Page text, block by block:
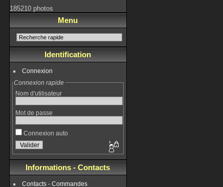
185210 photos
Menu
Identification
Connexion
Connexion rapide
Nom d'utilisateur
Mot de passe
Connexion auto
Informations - Contacts
Contacts - Commandes